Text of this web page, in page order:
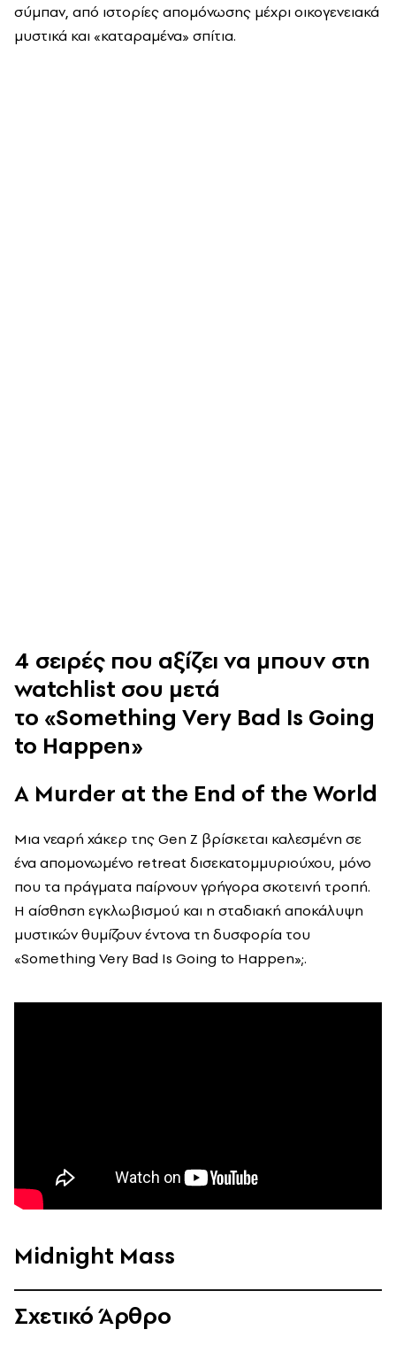
σύμπαν, από ιστορίες απομόνωσης μέχρι οικογενειακά
μυστικά και «καταραμένα» σπίτια.
4 σειρές που αξίζει να μπουν στη
watchlist σου μετά
το «Something Very Bad Is Going
to Happen»
A Murder at the End of the World
Μια νεαρή χάκερ της Gen Z βρίσκεται καλεσμένη σε
ένα απομονωμένο retreat δισεκατομμυριούχου, μόνο
που τα πράγματα παίρνουν γρήγορα σκοτεινή τροπή.
Η αίσθηση εγκλωβισμού και η σταδιακή αποκάλυψη
μυστικών θυμίζουν έντονα τη δυσφορία του
«Something Very Bad Is Going to Happen»;.
Midnight Mass
Σχετικό Άρθρο